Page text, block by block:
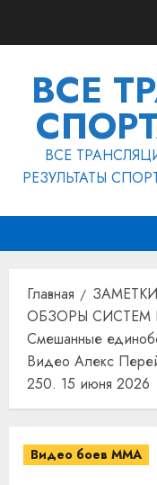
ВСЕ
ВСЕ
РЕЗУЛЬТАТЫ
Главная
ЗАМЕТКИ
ОБЗОРЫ СИСТЕМ
Смешанные
Видео Алекс
250. 15 июня 2026
Видео боев MMA